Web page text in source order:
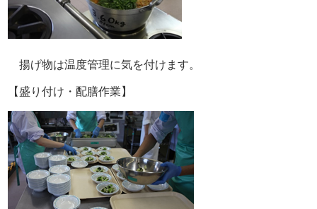
揚げ物は温度管理に気を付けます。
【盛り付け・配膳作業】